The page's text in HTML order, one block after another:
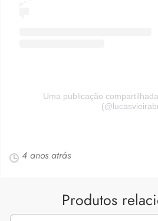
Uma publicação
4 anos atrás
Produtos